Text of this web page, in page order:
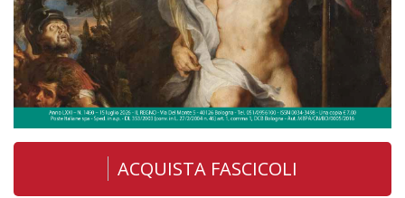
ACQUISTA FASCICOLI